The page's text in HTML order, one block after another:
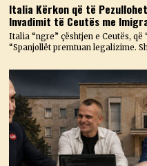
Italia Kërkon që të Pezullohet
Invadimit të Ceutës me
Italia “ngre” çështjen e Ceutës, që
“Spanjollët premtuan legalizime.